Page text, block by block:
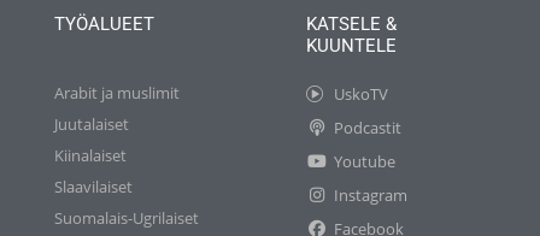
TYÖALUEET
Arabit ja muslimit
Juutalaiset
Kiinalaiset
Slaavilaiset
Suomalais-Ugrilaiset
KATSELE &
KUUNTELE
UskoTV
Podcastit
Youtube
Instagram
Facebook